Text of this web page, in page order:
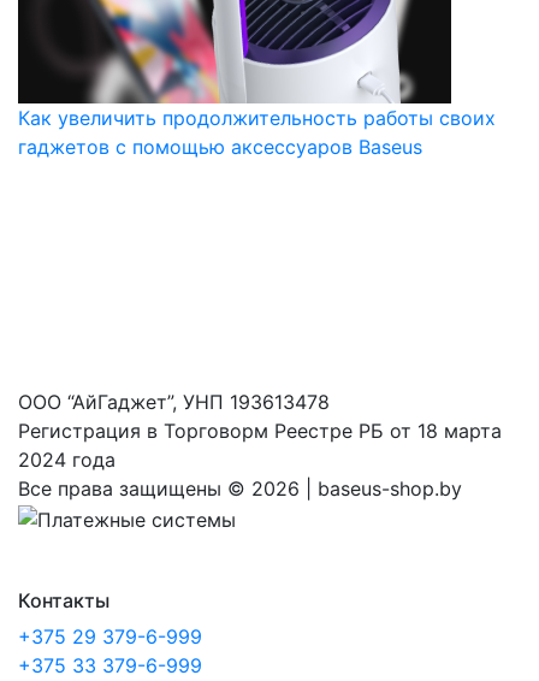
Как увеличить продолжительность работы своих
гаджетов с помощью аксессуаров Baseus
ООО “АйГаджет”, УНП 193613478
Регистрация в Торговорм Реестре РБ от 18 марта
2024 года
Все права защищены © 2026 | baseus-shop.by
Контакты
+375 29 379-6-999
+375 33 379-6-999